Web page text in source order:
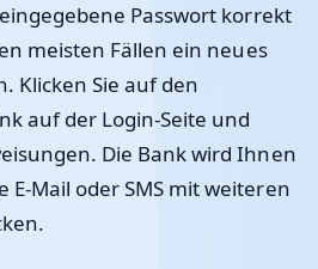
Passwort korrekt
meisten Fällen ein neues
Klicken Sie auf den
auf der Login-Seite und
Die Bank wird Ihnen
E-Mail oder SMS mit weiteren